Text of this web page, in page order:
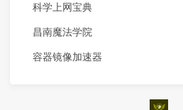
科学上网宝典
昌南魔法学院
容器镜像加速器